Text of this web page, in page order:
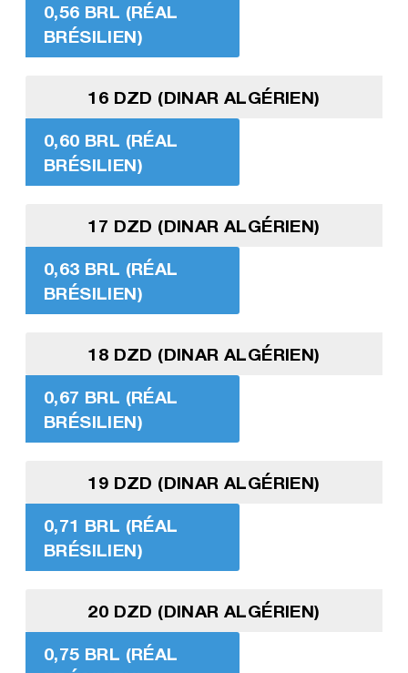
0,56 BRL (RÉAL
BRÉSILIEN)
16 DZD (DINAR ALGÉRIEN)
0,60 BRL (RÉAL
BRÉSILIEN)
17 DZD (DINAR ALGÉRIEN)
0,63 BRL (RÉAL
BRÉSILIEN)
18 DZD (DINAR ALGÉRIEN)
0,67 BRL (RÉAL
BRÉSILIEN)
19 DZD (DINAR ALGÉRIEN)
0,71 BRL (RÉAL
BRÉSILIEN)
20 DZD (DINAR ALGÉRIEN)
0,75 BRL (RÉAL